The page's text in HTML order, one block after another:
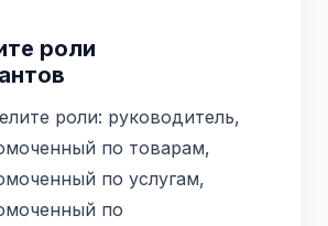
роли
роли: руководитель,
по товарам,
по услугам,
по